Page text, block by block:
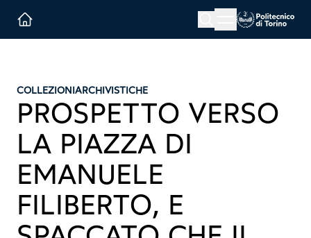
Menu button
COLLEZIONIARCHIVISTICHE
PROSPETTO VERSO
LA PIAZZA DI
EMANUELE
FILIBERTO, E